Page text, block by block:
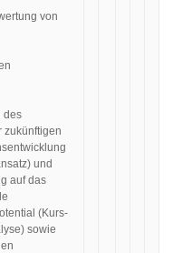
von
des
zukünftigen
und
auf das
(Kurs-
sowie